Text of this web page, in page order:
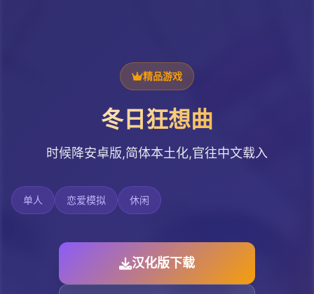
精品游戏
冬日狂想曲
时候降安卓版,简体本土化,官往中文载入
单人 恋爱模拟 休闲
汉化版下载